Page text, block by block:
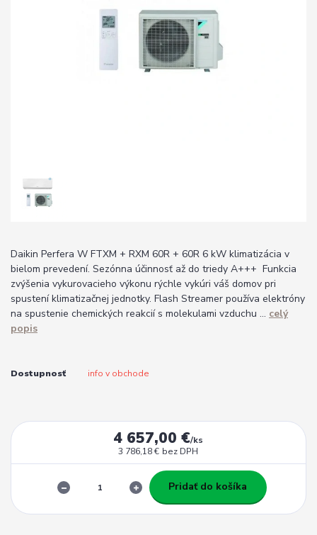
Daikin Perfera W FTXM + RXM 60R + 60R 6 kW klimatizácia v
bielom prevedení. Sezónna účinnosť až do triedy A+++ Funkcia
zvýšenia vykurovacieho výkonu rýchle vykúri váš domov pri
spustení klimatizačnej jednotky. Flash Streamer používa elektróny
na spustenie chemických reakcií s molekulami vzduchu ... celý
popis
Dostupnosť info v obchode
4 657,00 €/ks
3 786,18 € bez DPH
Pridať do košíka